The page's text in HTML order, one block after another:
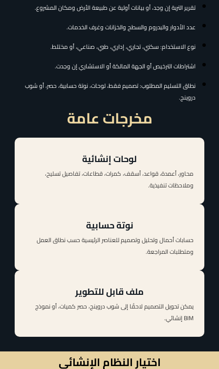
تقرير التربة إن وجد، أو بيانات أولية عن طبيعة الأرض ومكان المشروع.
عدد الأدوار والبدروم والسطح والخزانات وغرف الخدمات.
نوع الاستخدام: سكني، تجاري، إداري، طبي، صناعي، أو مختلط.
اشتراطات الترخيص أو الجهة المالكة أو الاستشاري إن وجدت.
نطاق التسليم المطلوب: تصميم فقط، لوحات، نوتة حسابية، حصر، أو شوب
دروينج.
مخرجات عامة
لوحات إنشائية
محاور، أعمدة، قواعد، أسقف، كمرات، قطاعات، تفاصيل تسليح،
وملاحظات تنفيذية.
نوتة حسابية
حسابات أحمال وتحليل وتصميم للعناصر الرئيسية حسب نطاق العمل
ومتطلبات المراجعة.
ملف قابل للتطوير
يمكن تحويل التصميم لاحقًا إلى شوب دروينج، حصر كميات، أو نموذج
BIM إنشائي.
اختيار النظام الإنشائي